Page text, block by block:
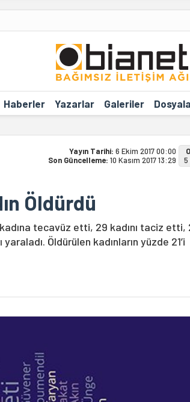
Haberler Yazarlar Galeriler
Yayın Tarihi: 6 Ekim 2017 00:00
Son Güncelleme: 10 Kasım 2017 13:29
5
Öldürdü
tecavüz etti, 29 kadını taciz etti,
Öldürülen kadınların yüzde 21’i